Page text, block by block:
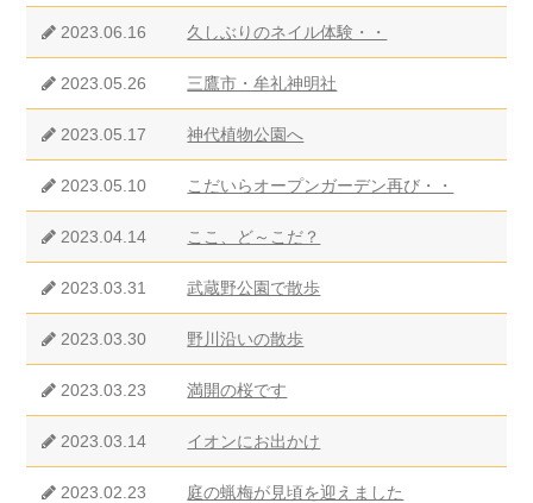
2023.06.16 久しぶりのネイル体験・・
2023.05.26 三鷹市・牟礼神明社
2023.05.17 神代植物公園へ
2023.05.10 こだいらオープンガーデン再び・・
2023.04.14 ここ、ど～こだ？
2023.03.31 武蔵野公園で散歩
2023.03.30 野川沿いの散歩
2023.03.23 満開の桜です
2023.03.14 イオンにお出かけ
2023.02.23 庭の蝋梅が見頃を迎えました